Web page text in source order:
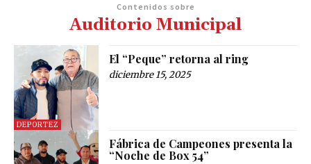
Contenidos sobre
Auditorio Municipal
DEPORTEZ
El “Peque” retorna al ring
diciembre 15, 2025
Fábrica de Campeones presenta la
“Noche de Box 54”